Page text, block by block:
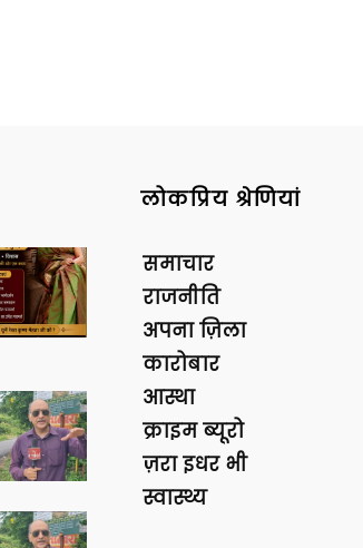
लोकप्रिय श्रेणियां
समाचार
राजनीति
अपना ज़िला
कारोबार
आस्था
क्राइम ब्यूरो
ज़रा इधर भी
स्वास्थ्य